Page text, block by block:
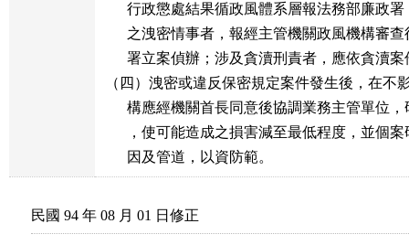
行政懲處結果循政風體系層報法務部廉政
之洩密情事者，報經主管機關政風機構審
署立案偵辦；涉及貪瀆刑責者，應依貪瀆
（四）洩密或違反保密規定案件發生後，在不
構應經機關首長同意後協調業務主管單位
，使可能造成之損害減至最低程度，並個
        因及管道，以資防範。
民國 94 年 08 月 01 日修正